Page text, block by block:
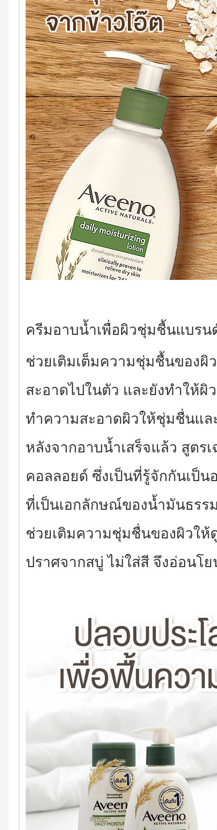
ครีมอาบน้ำเพื่อผิวชุ่มชื้นแบรน
ช่วยเติมเต็มความชุ่มชื้นของ
สะอาดไปในตัว และยังทำให้
ทำความสะอาดผิวให้ชุ่มชื่นแล
หลังจากอาบน้ำเสร็จแล้ว สูตร
คอลลอยด์ ซึ่งเป็นที่รู้จักกันเป็
ที่เป็นเอกลักษณ์ของน้ำมันธรร
ช่วยเติมความชุ่มชื่นของผิวใ
ปราศจากสบู่ ไม่ใส่สี จึงอ่อนโ